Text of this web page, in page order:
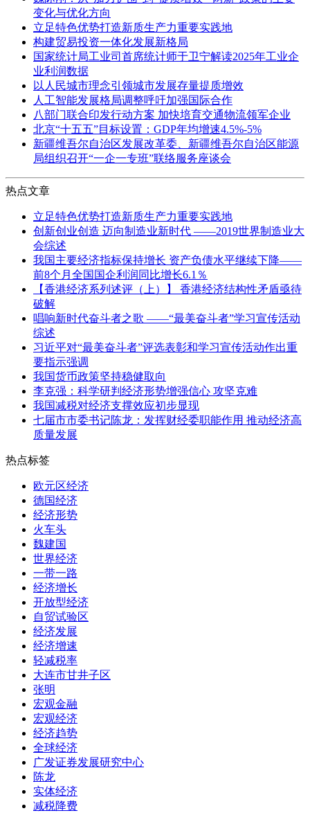
变化与优化方向
立足特色优势打造新质生产力重要实践地
构建贸易投资一体化发展新格局
国家统计局工业司首席统计师于卫宁解读2025年工业企
业利润数据
以人民城市理念引领城市发展存量提质增效
人工智能发展格局调整呼吁加强国际合作
八部门联合印发行动方案 加快培育交通物流领军企业
北京“十五五”目标设置：GDP年均增速4.5%-5%
新疆维吾尔自治区发展改革委、新疆维吾尔自治区能源
局组织召开“一企一专班”联络服务座谈会
热点文章
立足特色优势打造新质生产力重要实践地
创新创业创造 迈向制造业新时代 ——2019世界制造业大
会综述
我国主要经济指标保持增长 资产负债水平继续下降——
前8个月全国国企利润同比增长6.1％
【香港经济系列述评（上）】 香港经济结构性矛盾亟待
破解
唱响新时代奋斗者之歌 ——“最美奋斗者”学习宣传活动
综述
习近平对“最美奋斗者”评选表彰和学习宣传活动作出重
要指示强调
我国货币政策坚持稳健取向
李克强：科学研判经济形势增强信心 攻坚克难
我国减税对经济支撑效应初步显现
七届市市委书记陈龙：发挥财经委职能作用 推动经济高
质量发展
热点标签
欧元区经济
德国经济
经济形势
火车头
魏建国
世界经济
一带一路
经济增长
开放型经济
自贸试验区
经济发展
经济增速
轻减税率
大连市甘井子区
张明
宏观金融
宏观经济
经济趋势
全球经济
广发证券发展研究中心
陈龙
实体经济
减税降费